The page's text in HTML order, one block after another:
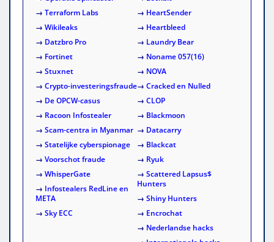
→ Terraform Labs
→ Wikileaks
→ Datzbro Pro
→ Fortinet
→ Stuxnet
→ Crypto-investeringsfraude
→ De OPCW-casus
→ Racoon Infostealer
→ Scam-centra in Myanmar
→ Statelijke cyberspionage
→ Voorschot fraude
→ WhisperGate
→ Infostealers RedLine en
META
→ Sky ECC
→ HeartSender
→ Heartbleed
→ Laundry Bear
→ Noname 057(16)
→ NOVA
→ Cracked en Nulled
→ CLOP
→ Blackmoon
→ Datacarry
→ Blackcat
→ Ryuk
→ Scattered Lapsus$
Hunters
→ Shiny Hunters
→ Encrochat
→ Nederlandse hacks